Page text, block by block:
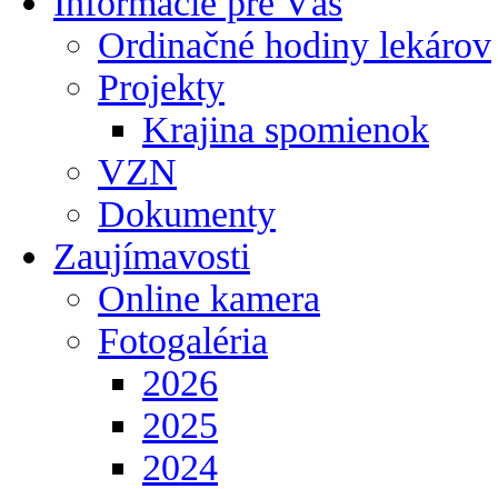
Ordinačné hodiny lekárov
Projekty
Krajina spomienok
VZN
Dokumenty
Zaujímavosti
Online kamera
Fotogaléria
2026
2025
2024